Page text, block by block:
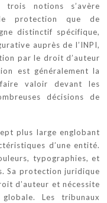
notions s’avère
protection que de
distinctif spécifique,
auprès de l’INPI,
par le droit d’auteur
est généralement la
valoir devant les
décisions de
plus large englobant
d’une entité.
typographies, et
Sa protection juridique
d’auteur et nécessite
Les tribunaux